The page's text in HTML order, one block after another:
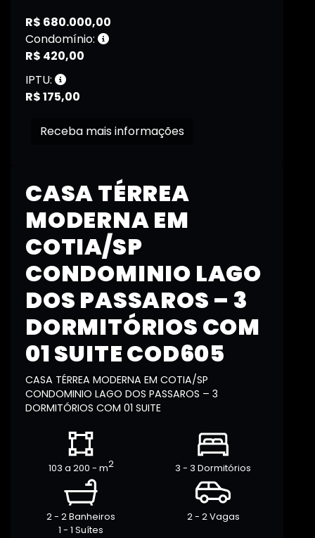
CASA TÉRREA
MODERNA EM
COTIA/SP
CONDOMINIO LAGO
DOS PASSAROS – 3
DORMITÓRIOS COM
01 SUITE COD605
CASA TÉRREA MODERNA EM COTIA/SP
CONDOMINIO LAGO DOS PASSAROS – 3
DORMITÓRIOS COM 01 SUITE
103 a 200 - m2 3 - 3 Dormitórios
2 - 2 Banheiros
1 - 1 Suítes
2 - 2 Vagas
R$ 680.000,00
Condomínio:
R$ 420,00
IPTU:
R$ 175,00
Receba mais informações